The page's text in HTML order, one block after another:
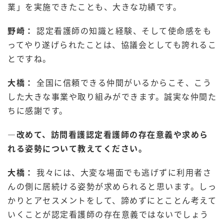
業」を実施できたことも、大きな功績です。
野崎： 認定看護師の知識と経験、そして使命感をも
ってやり遂げられたことは、協議会としても誇れるこ
とですね。
大橋： 全国に信頼できる仲間がいるからこそ、こう
した大きな事業や取り組みができます。誠実な仲間た
ちに感謝です。
―改めて、訪問看護認定看護師の存在意義や求めら
れる姿勢について教えてください。
大橋： 我々には、大変な場面でも逃げずに利用者さ
んの側に居続ける姿勢が求められると思います。しっ
かりとアセスメントをして、諦めずにとことん考えて
いくことが認定看護師の存在意義ではないでしょう